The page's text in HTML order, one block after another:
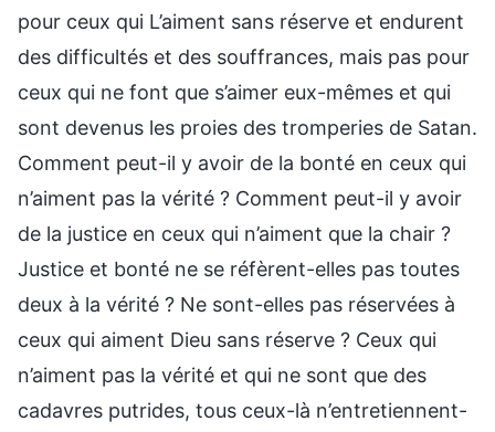
pour ceux qui L’aiment sans réserve et endurent
des difficultés et des souffrances, mais pas pour
ceux qui ne font que s’aimer eux-mêmes et qui
sont devenus les proies des tromperies de Satan.
Comment peut-il y avoir de la bonté en ceux qui
n’aiment pas la vérité ? Comment peut-il y avoir
de la justice en ceux qui n’aiment que la chair ?
Justice et bonté ne se réfèrent-elles pas toutes
deux à la vérité ? Ne sont-elles pas réservées à
ceux qui aiment Dieu sans réserve ? Ceux qui
n’aiment pas la vérité et qui ne sont que des
cadavres putrides, tous ceux-là n’entretiennent-